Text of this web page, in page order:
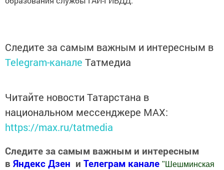
Следите за самым важным и интересным в
Telegram-канале Татмедиа
Читайте новости Татарстана в
национальном мессенджере MАХ:
https://max.ru/tatmedia
Следите за самым важным и интересным
в Яндекс Дзен и Телеграм канале " Шешминская